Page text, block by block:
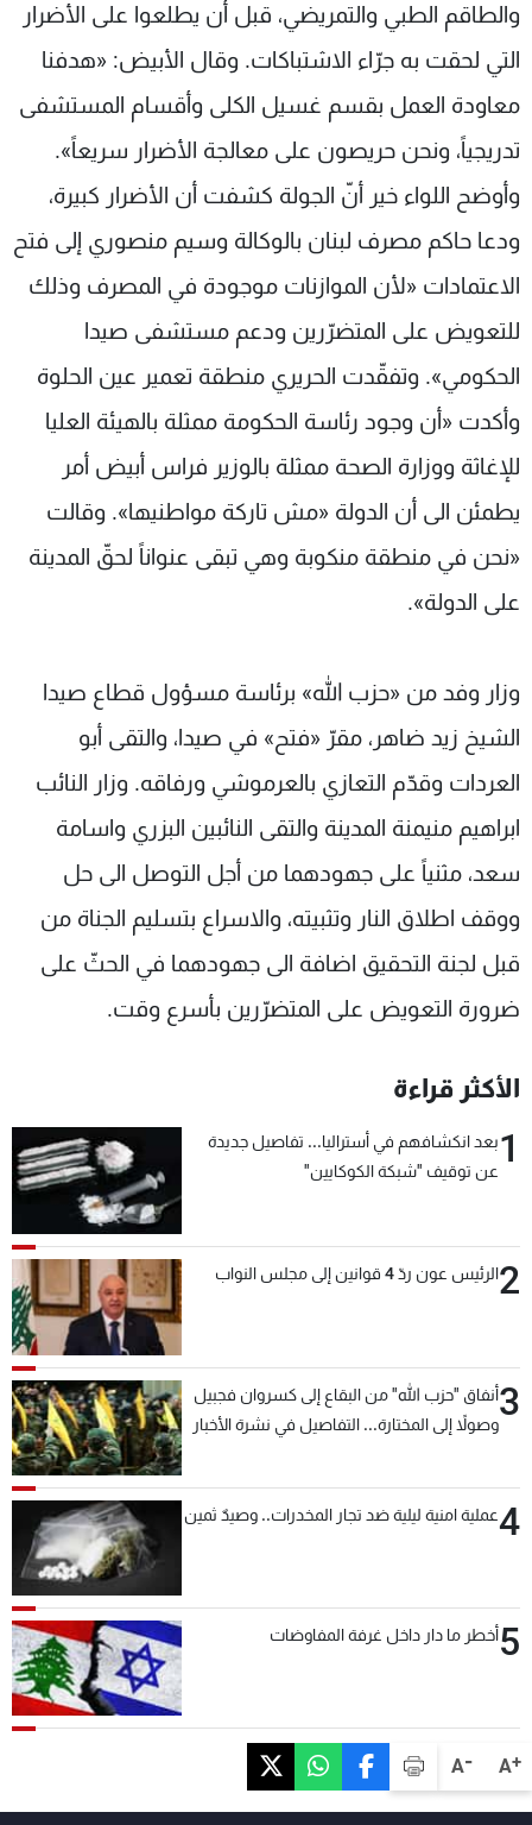
A+
A-
والطاقم الطبي والتمريضي، قبل أن يطلعوا على الأضرار
التي لحقت به جرّاء الاشتباكات. وقال الأبيض: «هدفنا
معاودة العمل بقسم غسيل الكلى وأقسام المستشفى
تدريجياً، ونحن حريصون على معالجة الأضرار سريعاً».
وأوضح اللواء خير أنّ الجولة كشفت أن الأضرار كبيرة،
ودعا حاكم مصرف لبنان بالوكالة وسيم منصوري إلى فتح
الاعتمادات «لأن الموازنات موجودة في المصرف وذلك
للتعويض على المتضرّرين ودعم مستشفى صيدا
الحكومي». وتفقّدت الحريري منطقة تعمير عين الحلوة
وأكدت «أن وجود رئاسة الحكومة ممثلة بالهيئة العليا
للإغاثة ووزارة الصحة ممثلة بالوزير فراس أبيض أمر
يطمئن الى أن الدولة «مش تاركة مواطنيها». وقالت
«نحن في منطقة منكوبة وهي تبقى عنواناً لحقّ المدينة
على الدولة».
وزار وفد من «حزب الله» برئاسة مسؤول قطاع صيدا
الشيخ زيد ضاهر، مقرّ «فتح» في صيدا، والتقى أبو
العردات وقدّم التعازي بالعرموشي ورفاقه. وزار النائب
ابراهيم منيمنة المدينة والتقى النائبين البزري واسامة
سعد، مثنياً على جهودهما من أجل التوصل الى حل
ووقف اطلاق النار وتثبيته، والاسراع بتسليم الجناة من
قبل لجنة التحقيق اضافة الى جهودهما في الحثّ على
ضرورة التعويض على المتضرّرين بأسرع وقت.
الأكثر قراءة
1بعد انكشافهم في أستراليا... تفاصيل جديدة
عن توقيف "شبكة الكوكايين"
2الرئيس عون ردّ 4 قوانين إلى مجلس النواب
3أنفاق "حزب الله" من البقاع إلى كسروان فجبيل
وصولاً إلى المختارة... التفاصيل في نشرة الأخبار
4عملية امنية ليلية ضد تجار المخدرات.. وصيدٌ ثمين
5أخطر ما دار داخل غرفة المفاوضات